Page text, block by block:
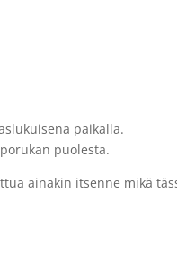
paikalla.
puolesta.
ainakin itsenne mikä